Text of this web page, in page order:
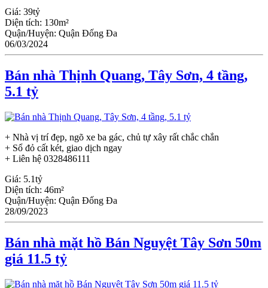
Giá: 39tỷ
Diện tích: 130m²
Quận/Huyện: Quận Đống Đa
06/03/2024
Bán nhà Thịnh Quang, Tây Sơn, 4 tầng,
5.1 tỷ
+ Nhà vị trí đẹp, ngõ xe ba gác, chủ tự xây rất chắc chắn
+ Sổ đỏ cất két, giao dịch ngay
+ Liên hệ 0328486111
Giá: 5.1tỷ
Diện tích: 46m²
Quận/Huyện: Quận Đống Đa
28/09/2023
Bán nhà mặt hồ Bán Nguyệt Tây Sơn 50m
giá 11.5 tỷ